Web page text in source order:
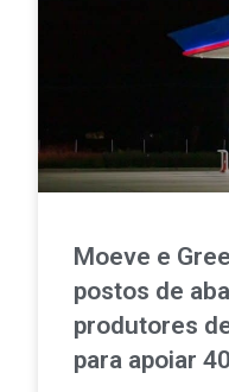
Moeve e
postos de
produtores
para apoiar